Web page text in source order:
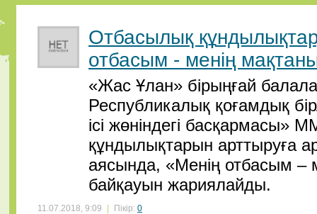
Отбасылық
отбасым - менің
«Жас Ұлан» бірыңғай
Республикалық қоғамдық
ісі жөніндегі
құндылықтарын арттыруға
аясында, «Менің отбасым –
байқауын жариялайды.
11.07.2018, 9:09 Пікір: 0